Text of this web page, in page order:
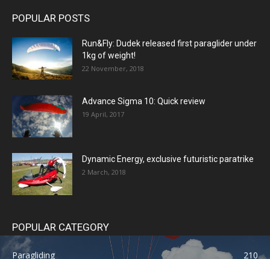
POPULAR POSTS
Run&Fly: Dudek released first paraglider under
1kg of weight!
22 November, 2018
Advance Sigma 10: Quick review
19 April, 2017
Dynamic Energy, exclusive futuristic paratrike
2 March, 2018
POPULAR CATEGORY
Paragliding 210